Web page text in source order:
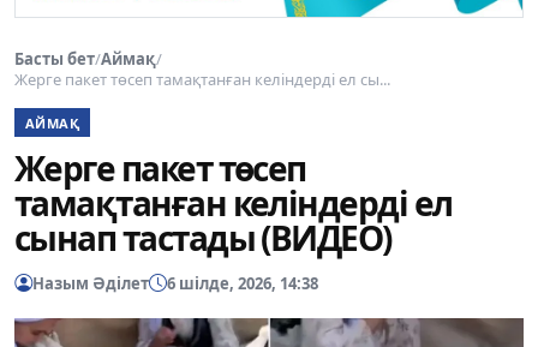
Басты бет/Аймақ/
Жерге пакет төсеп тамақтанған келіндерді ел сы...
АЙМАҚ
Жерге пакет төсеп
тамақтанған келіндерді ел
сынап тастады (ВИДЕО)
Назым Әділет 6 шілде, 2026, 14:38